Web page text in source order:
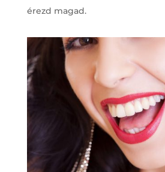
érezd magad.